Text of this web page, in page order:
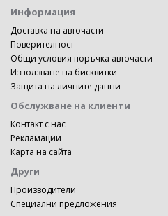
Информация
Доставка на авточасти
Поверителност
Общи условия поръчка авточасти
Използване на бисквитки
Защита на личните данни
Обслужване на клиенти
Контакт с нас
Рекламации
Карта на сайта
Други
Производители
Специални предложения